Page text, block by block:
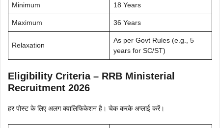
Minimum 18 Years
Maximum 36 Years
Relaxation
As per Govt Rules (e.g., 5
years for SC/ST)
Eligibility Criteria – RRB Ministerial
Recruitment 2026
हर पोस्ट के लिए अलग क्वालिफिकेशन है। चेक करके अप्लाई करें।